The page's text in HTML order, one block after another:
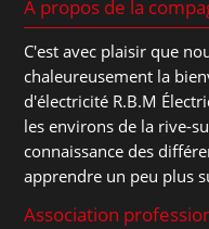
À propos de la
C'est avec plaisir que
chaleureusement la
d'électricité R.B.M
les environs de la rive-
connaissance des
apprendre un peu plus
Association